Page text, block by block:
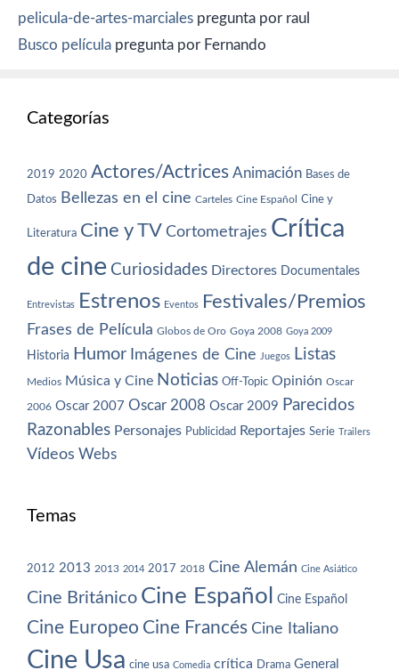
pelicula-de-artes-marciales pregunta por raul
Busco película pregunta por Fernando
Categorías
2019 2020 Actores/Actrices Animación Bases de
Datos Bellezas en el cine Carteles Cine Español Cine y
Literatura Cine y TV Cortometrajes Crítica
de cine Curiosidades Directores Documentales
Entrevistas Estrenos Eventos Festivales/Premios
Frases de Película Globos de Oro Goya 2008 Goya 2009
Historia Humor Imágenes de Cine Juegos Listas
Medios Música y Cine Noticias Off-Topic Opinión Oscar
2006 Oscar 2007 Oscar 2008 Oscar 2009 Parecidos
Razonables Personajes Publicidad Reportajes Serie Trailers
Vídeos Webs
Temas
2012 2013 2013 2014 2017 2018 Cine Alemán Cine Asiático
Cine Británico Cine Español Cine Español
Cine Europeo Cine Francés Cine Italiano
Cine Usa cine usa Comedia crítica Drama General